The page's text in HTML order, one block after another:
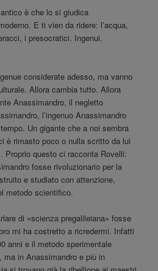
è che lo si giudica
E ti vien da ridere: l’acqua,
i presocratici. Ingenui.
considerate adesso, ma vanno
Allora cambia tutto. Allora
Anassimandro, il negletto
l’ingenuo Anassimandro
Un gigante che a noi sembra
è rimasto poco o nulla scritto da lui
Proprio questo ci racconta Rovelli:
fosse rivoluzionario per la
e studiato con attenzione,
metodo scientifico.
di «scienza pregalileiana» fosse
mi ha costretto a ricredermi. Infatti
anni e il metodo sperimentale
in Anassimandro e più in